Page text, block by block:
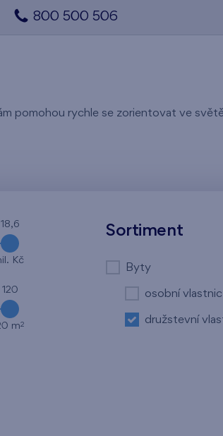
800 500 506
pomohou rychle se zorientovat ve
18,6
Kč
120
m2
Sortiment
Byty
osobní
družstevní